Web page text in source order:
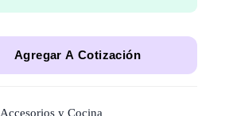
Agregar A Cotización
Accesorios y Cocina